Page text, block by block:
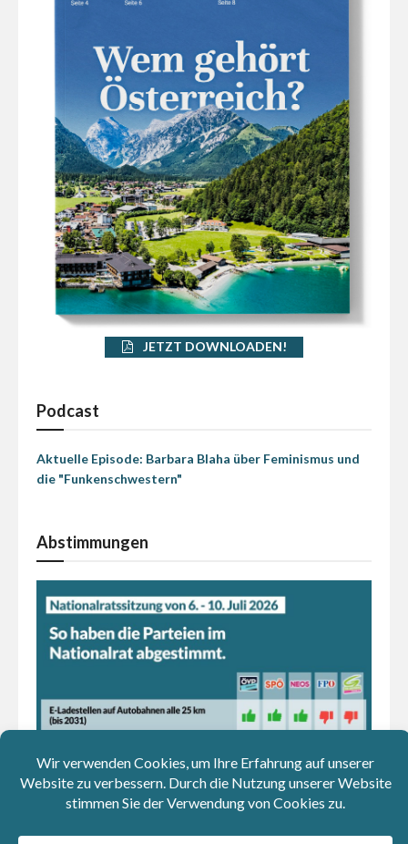
JETZT DOWNLOADEN!
Podcast
Aktuelle Episode: Barbara Blaha über Feminismus und
die "Funkenschwestern"
Abstimmungen